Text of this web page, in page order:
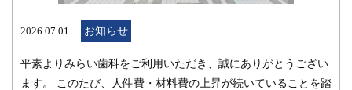
2026.07.01 お知らせ
平素よりみらい歯科をご利用いただき、誠にありがとうござい
ます。 このたび、人件費・材料費の上昇が続いていることを踏